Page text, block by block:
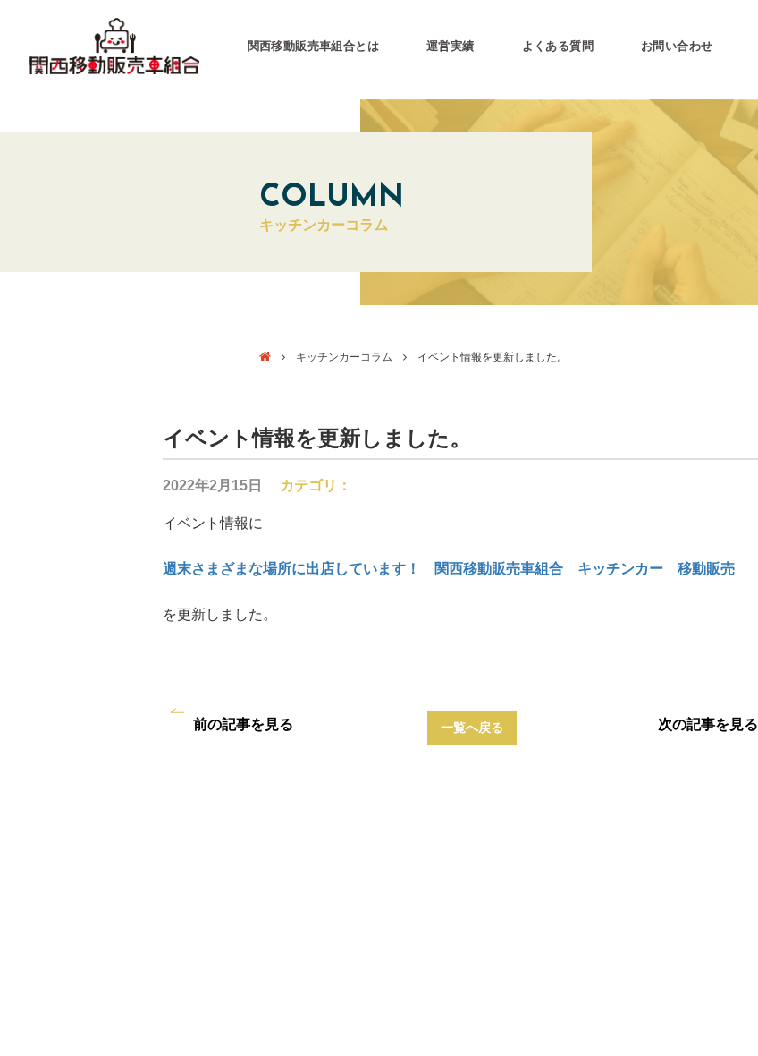
関西移動販売車組合とは
関西移動販売車組合とは
運営会社
キッチンカーグランプリ公式
運営実績 よくある質問 お問い合わせ
COLUMN
キッチンカーコラム
キッチンカーコラム イベント情報を更新しました。
イベント情報を更新しました。
2022年2月15日 カテゴリ：
イベント情報に
週末さまざまな場所に出店しています！ 関西移動販売車組合 キッチンカー 移動販売
を更新しました。
前の記事を見る 一覧へ戻る 次の記事を見る